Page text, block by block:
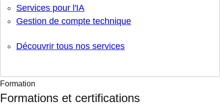
Services pour l'IA
Gestion de compte technique
Découvrir tous nos services
Formation
Formations et certifications